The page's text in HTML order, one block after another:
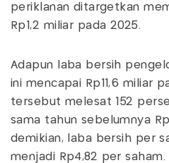
periklanan ditargetkan
Rp1,2 miliar pada 2025.
Adapun laba bersih
ini mencapai Rp11,6 miliar
tersebut melesat 152
sama tahun sebelumnya
demikian, laba bersih per
menjadi Rp4,82 per saham.